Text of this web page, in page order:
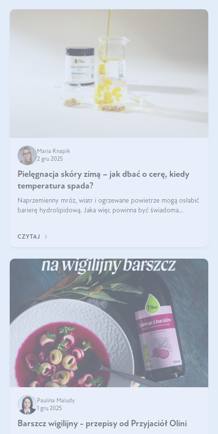
Maria Knapik
2 gru 2025
Pielęgnacja skóry zimą – jak dbać o cerę, kiedy
temperatura spada?
Naprzemienny mróz, wiatr i ogrzewane powietrze mogą osłabić
barierę hydrolipidową. Jaka więc powinna być świadoma
CZYTAJ
Paulina Maludy
1 gru 2025
Barszcz wigilijny - przepisy od Przyjaciół Olini